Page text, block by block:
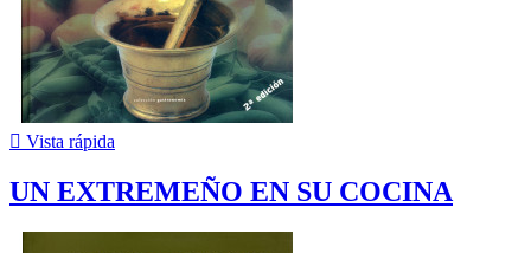
 Vista rápida
UN EXTREMEÑO EN SU COCINA